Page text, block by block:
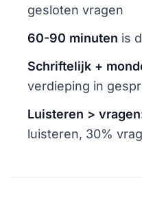
gesloten vragen
60-90 minuten is
Schriftelijk +
verdieping in
Luisteren >
luisteren, 30%